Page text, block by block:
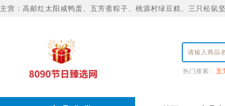
主营：高邮红太阳咸鸭蛋、五芳斋粽子、桃源村绿豆糕、三只松鼠
热门搜索: 五